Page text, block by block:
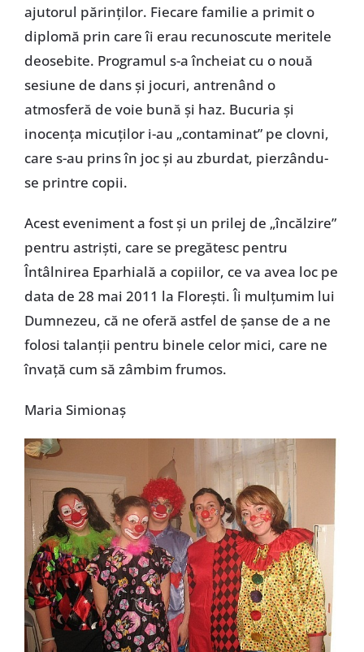
ajutorul părinţilor. Fiecare familie a primit o
diplomă prin care îi erau recunoscute meritele
deosebite. Programul s-a încheiat cu o nouă
sesiune de dans şi jocuri, antrenând o
atmosferă de voie bună şi haz. Bucuria şi
inocenţa micuţilor i-au „contaminat” pe clovni,
care s-au prins în joc şi au zburdat, pierzându-
se printre copii.
Acest eveniment a fost şi un prilej de „încălzire”
pentru astrişti, care se pregătesc pentru
Întâlnirea Eparhială a copiilor, ce va avea loc pe
data de 28 mai 2011 la Floreşti. Îi mulţumim lui
Dumnezeu, că ne oferă astfel de şanse de a ne
folosi talanţii pentru binele celor mici, care ne
învaţă cum să zâmbim frumos.
Maria Simionaş